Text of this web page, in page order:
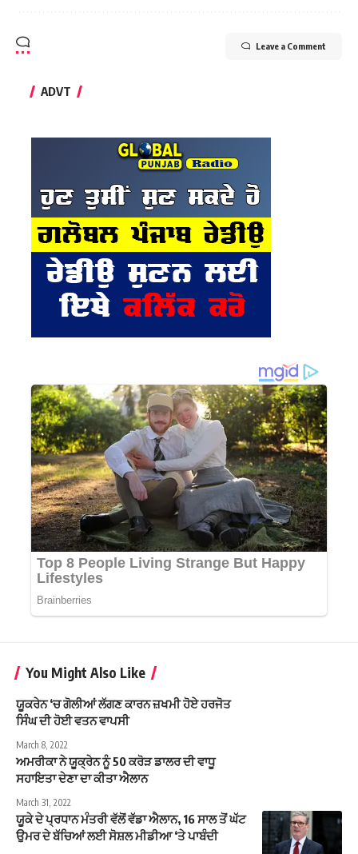
Leave a Comment
ADVT
You Might Also Like
ਯੂਕਰੇਨ ‘ਚ ਗੋਲੀਆਂ ਲੱਗਣ ਕਾਰਨ ਜ਼ਖਮੀ ਹੋਏ ਹਰਜੋਤ
ਸਿੰਘ ਦੀ ਹੋਈ ਵਤਨ ਵਾਪਸੀ
March 8, 2022
ਅਮਰੀਕਾ ਨੇ ਯੂਕ੍ਰੇਨ ਨੂੰ 50 ਕਰੋੜ ਡਾਲਰ ਦੀ ਵਾਧੂ
ਸਹਾਇਤਾ ਦੇਣਾ ਦਾ ਕੀਤਾ ਐਲਾਨ
March 31, 2022
ਯੂਕੇ ਦੇ ਪ੍ਰਧਾਨ ਮੰਤਰੀ ਵੱਲੋਂ ਵੱਡਾ ਐਲਾਨ, 16 ਸਾਲ ਤੋਂ ਘੱਟ
ਉਮਰ ਦੇ ਬੱਚਿਆਂ ਲਈ ਸੋਸ਼ਲ ਮੀਡੀਆ ‘ਤੇ ਪਾਬੰਦੀ